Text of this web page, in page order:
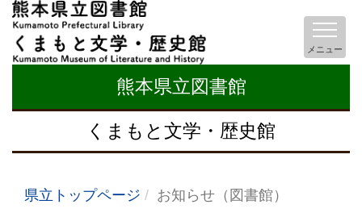
熊本県立図書館
くまもと文学・歴史館
メニュー
県立トップページ お知らせ（図書館）